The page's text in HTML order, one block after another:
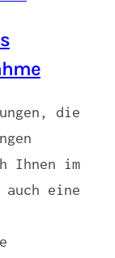
die
Ihnen im
auch eine